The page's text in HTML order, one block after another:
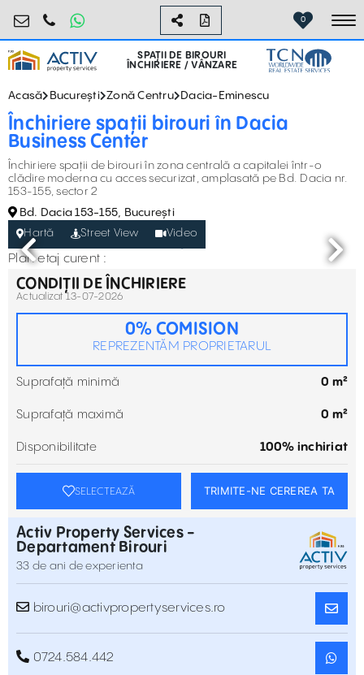
birouri@activpropertyservices.ro
0724.584.442 0
SPAȚII DE BIROURI
ÎNCHIRIERE / VÂNZARE
Acasă București Zonă Centru Dacia-Eminescu
Închiriere spații birouri în Dacia
Business Center
Închiriere spații de birouri în zona centrală a capitalei într-o
clădire moderna cu acces securizat, amplasată pe Bd. Dacia nr.
153-155, sector 2
Bd. Dacia 153-155, București
Hartă
Street View Video
Plan etaj curent :
CONDIȚII DE ÎNCHIRIERE
Actualizat 13-07-2026
0% COMISION
REPREZENTĂM PROPRIETARUL
Suprafață minimă 0 m²
Suprafață maximă 0 m²
Disponibilitate 100% inchiriat
SELECTEAZĂ TRIMITE-NE CEREREA TA
Activ Property Services -
Departament Birouri
33 de ani de experienta
birouri@activpropertyservices.ro
0724.584.442